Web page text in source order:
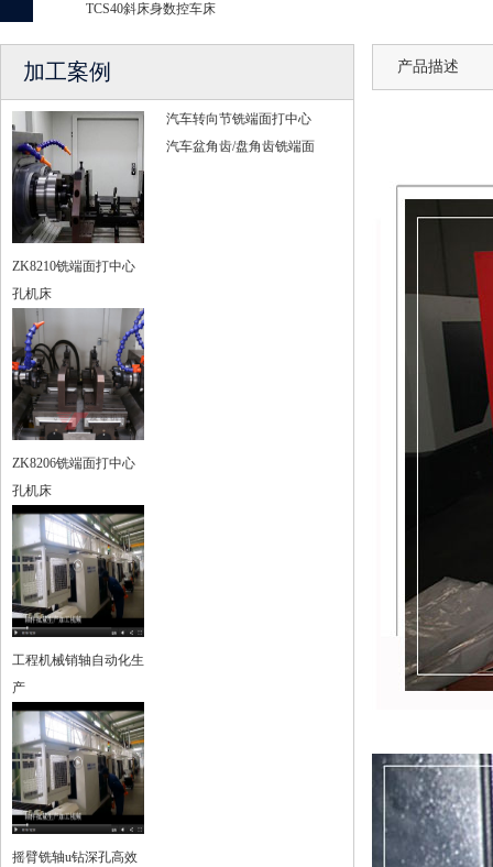
TCS40斜床身数控车床
加工案例
ZK8210铣端面打中心
孔机床
ZK8206铣端面打中心
孔机床
工程机械销轴自动化生
产
摇臂铣轴u钻深孔高效
汽车转向节铣端面打中心
汽车盆角齿/盘角齿铣端面
产品描述